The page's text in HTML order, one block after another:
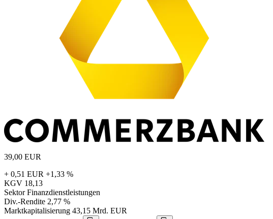
39,00 EUR
+ 0,51 EUR +1,33 %
KGV 18,13
Sektor Finanzdienstleistungen
Div.-Rendite 2,77 %
Marktkapitalisierung 43,15 Mrd. EUR